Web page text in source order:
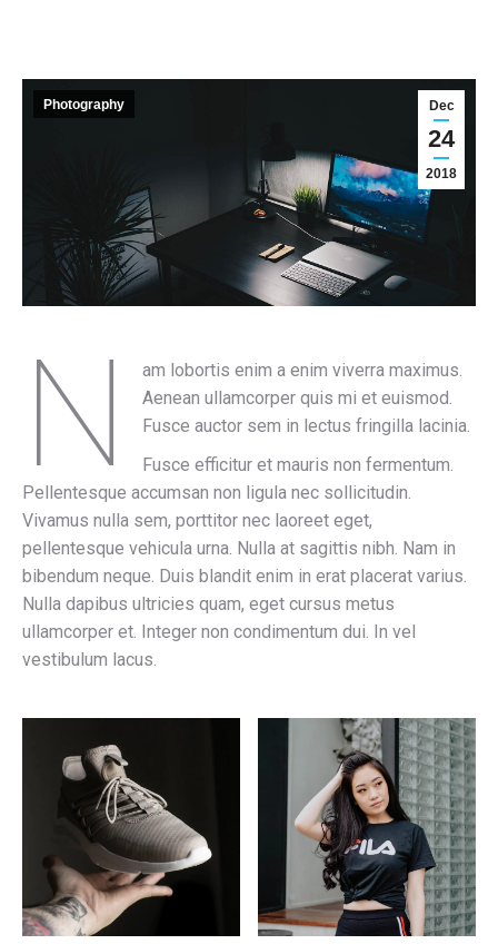
Dec
24
2018
Photography
N
am lobortis enim a enim viverra maximus.
Aenean ullamcorper quis mi et euismod.
Fusce auctor sem in lectus fringilla lacinia.
Fusce efficitur et mauris non fermentum.
Pellentesque accumsan non ligula nec sollicitudin.
Vivamus nulla sem, porttitor nec laoreet eget,
pellentesque vehicula urna. Nulla at sagittis nibh. Nam in
bibendum neque. Duis blandit enim in erat placerat varius.
Nulla dapibus ultricies quam, eget cursus metus
ullamcorper et. Integer non condimentum dui. In vel
vestibulum lacus.